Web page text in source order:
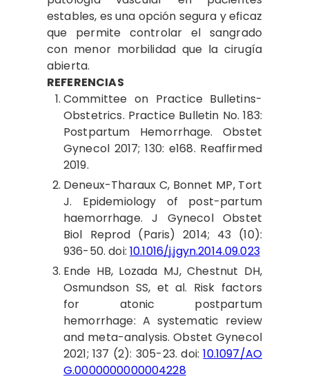
estables, es una opción segura y eficaz
que permite controlar el sangrado
con menor morbilidad que la cirugía
abierta.
REFERENCIAS
Committee on Practice Bulletins-
Obstetrics. Practice Bulletin No. 183:
Postpartum Hemorrhage. Obstet
Gynecol 2017; 130: e168. Reaffirmed
2019.
Deneux-Tharaux C, Bonnet MP, Tort
J. Epidemiology of post-partum
haemorrhage. J Gynecol Obstet
Biol Reprod (Paris) 2014; 43 (10):
936-50. doi: 10.1016/j.jgyn.2014.09.023
Ende HB, Lozada MJ, Chestnut DH,
Osmundson SS, et al. Risk factors
for atonic postpartum
hemorrhage: A systematic review
and meta-analysis. Obstet Gynecol
2021; 137 (2): 305-23. doi:10.1097/AO
G.0000000000004228